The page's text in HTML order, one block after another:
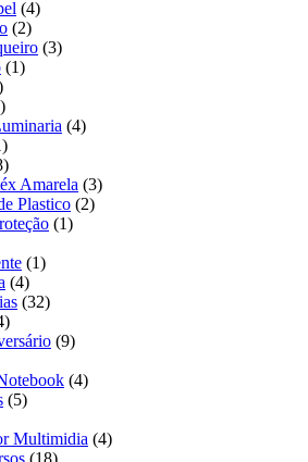
(4)
(2)
(3)
(1)
(4)
Amarela (3)
Plastico (2)
(1)
(1)
(4)
(32)
(9)
(4)
(5)
Multimidia (4)
(18)